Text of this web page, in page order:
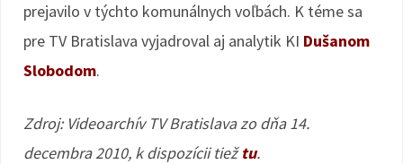
prejavilo v týchto komunálnych voľbách. K téme sa
pre TV Bratislava vyjadroval aj analytik KI Dušanom
Slobodom.
Zdroj: Videoarchív TV Bratislava zo dňa 14.
decembra 2010, k dispozícii tiežtu.